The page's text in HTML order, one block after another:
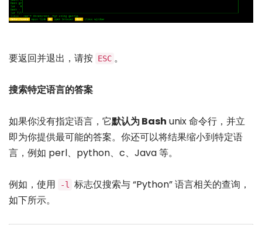
要返回并退出，请按 ESC 。
搜索特定语言的答案
如果你没有指定语言，它默认为 Bash unix 命令行，并立
即为你提供最可能的答案。你还可以将结果缩小到特定语
言，例如 perl、python、c、Java 等。
例如，使用 -l 标志仅搜索与 “Python” 语言相关的查询，
如下所示。